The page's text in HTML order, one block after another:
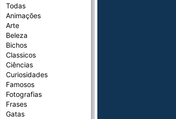
Todas
Animações
Arte
Beleza
Bichos
Classicos
Ciências
Curiosidades
Famosos
Fotografias
Frases
Gatas